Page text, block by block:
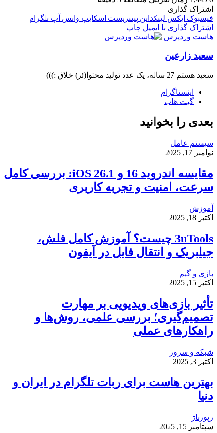
اشتراک گذاری
فیسبوک ایکس لینکداین پینتریست اسکایپ واتس آپ تلگرام
اشتراک گذاری با ایمیل چاپ
هاست وردپرس
سعید زارعین
سعید هستم 27 ساله، یک عدد تولید محتوا(ئر) خلاق :)))
اینستاگرام
گیت ‌هاب
بعدی را بخوانید
سیستم عامل
نوامبر 17, 2025
مقایسه اندروید 16 و iOS 26.1: بررسی کامل
سرعت، امنیت و تجربه کاربری
آموزش
اکتبر 18, 2025
3uTools چیست؟ آموزش کامل فلش،
جیلبریک و انتقال فایل در آیفون
بازی و گیم
اکتبر 15, 2025
تأثیر بازی‌های ویدیویی بر مهارت
تصمیم‌گیری؛ بررسی علمی، روش‌ها و
راهکارهای عملی
شبکه و سرور
اکتبر 3, 2025
بهترین هاست برای ربات تلگرام در ایران و
دنیا
رپورتاژ
سپتامبر 15, 2025